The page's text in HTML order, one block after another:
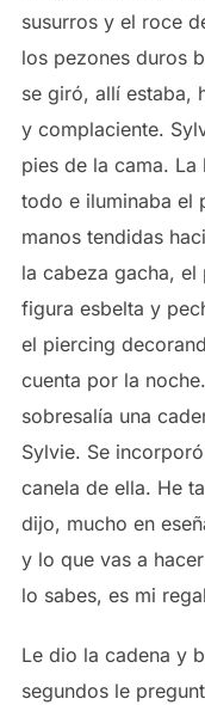
susurros y el roce
los pezones duros
se giró, allí estaba,
y complaciente.
pies de la cama.
todo e iluminaba el
manos tendidas
la cabeza gacha,
figura esbelta y
el piercing
cuenta por la
sobresalía una
Sylvie. Se
canela de ella. He
dijo, mucho en
y lo que vas a
lo sabes, es mi
Le dio la cadena y
segundos le